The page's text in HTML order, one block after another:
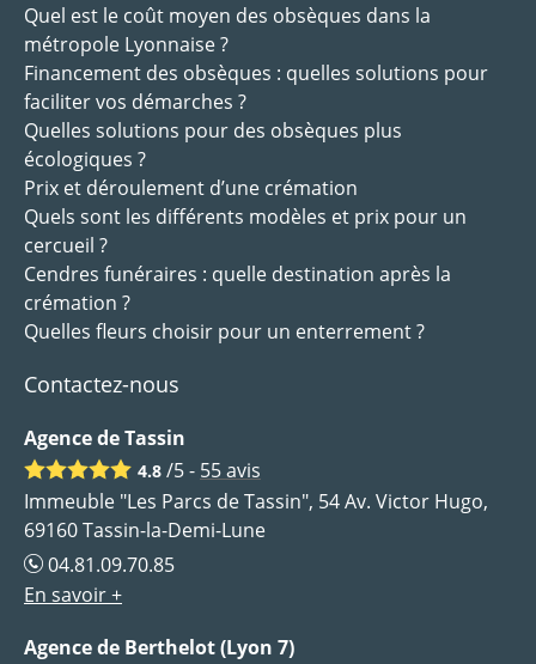
Quel est le coût moyen des obsèques dans la
métropole Lyonnaise ?
Financement des obsèques : quelles solutions pour
faciliter vos démarches ?
Quelles solutions pour des obsèques plus
écologiques ?
Prix et déroulement d’une crémation
Quels sont les différents modèles et prix pour un
cercueil ?
Cendres funéraires : quelle destination après la
crémation ?
Quelles fleurs choisir pour un enterrement ?
Contactez-nous
Agence de Tassin
4.8 /5 - 55avis
Immeuble "Les Parcs de Tassin", 54 Av. Victor Hugo,
69160 Tassin-la-Demi-Lune
04.81.09.70.85
En savoir +
Agence de Berthelot (Lyon 7)